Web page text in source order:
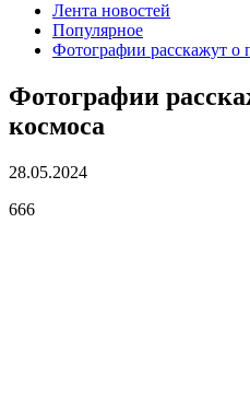
Лента новостей
Популярное
Фотографии расскажут о
Фотографии
космоса
28.05.2024
666